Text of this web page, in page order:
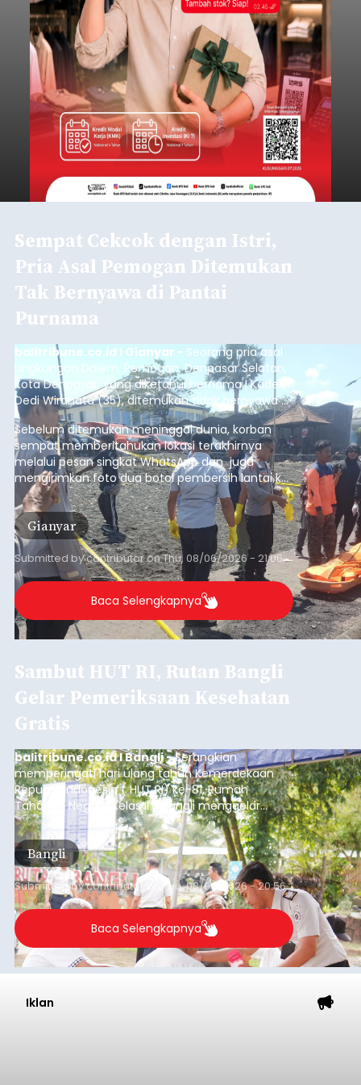
Sempat Cekcok dengan Istri,
Pria Asal Pemogan Ditemukan
Tak Bernyawa di Pantai
Purnama
balitribune.co.id I Gianyar - Seorang pria asal
Lingkungan Dalem, Pemogan, Denpasar Selatan,
Kota Denpasar, yang diketahui bernama I Kadek
Dedi Wiranata (35), ditemukan tidak bernyawa di
pesisir Pantai Purnama, Sukawati.
Sebelum ditemukan meninggal dunia, korban
sempat memberitahukan lokasi terakhirnya
melalui pesan singkat WhatsApp dan juga
mengirimkan foto dua botol pembersih lantai ke
istrinya.
Gianyar
Submitted bycontributoronThu, 08/06/2026 - 21:06
Baca Selengkapnya
Sambut HUT RI, Rutan Bangli
Gelar Pemeriksaan Kesehatan
Gratis
balitribune.co.id I Bangli -Serangkian
memperingati hari ulang tahun Kemerdekaan
Republik Indonesia ( HUT RI) ke-81, Rumah
Tahanan Negara Kelas II B Bangli menggelar
kegiatan pemeriksaan kesehatan gratis, Rabu
(6/8/2026).
Bangli
Submitted bycontributor Thu, 08/06/2026 - 20:56
Baca Selengkapnya
Iklan